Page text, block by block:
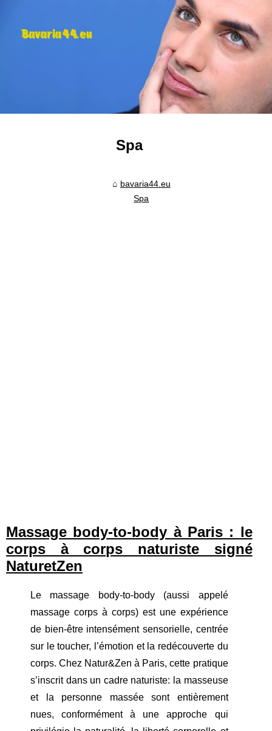
Spa
bavaria44.eu
Spa
Massage body-to-body à Paris : le
corps à corps naturiste signé
NaturetZen
Le massage body-to-body (aussi appelé
massage corps à corps) est une expérience
de bien-être intensément sensorielle, centrée
sur le toucher, l’émotion et la redécouverte du
corps. Chez Natur&Zen à Paris, cette pratique
s’inscrit dans un cadre naturiste: la masseuse
et la personne massée sont entièrement
nues, conformément à une approche qui